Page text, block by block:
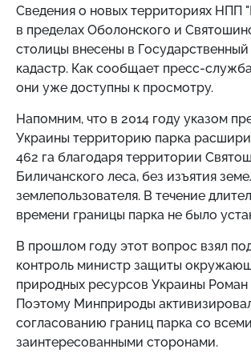
Сведения о новых территориях НПП
в пределах Оболонского и
столицы внесены в
кадастр. Как сообщает пресс-
они уже доступны к просмотру.
Напомним, что в 2014 году указом
Украины территорию парка
462 га благодаря территории
Биличанского леса, без изъятия
землепользователя. В течение
времени границы парка не было
В прошлом году этот вопрос взял
контроль министр защиты
природных ресурсов Украины
Поэтому Минприроды
согласованию границ парка со всеми
заинтересованными сторонами.